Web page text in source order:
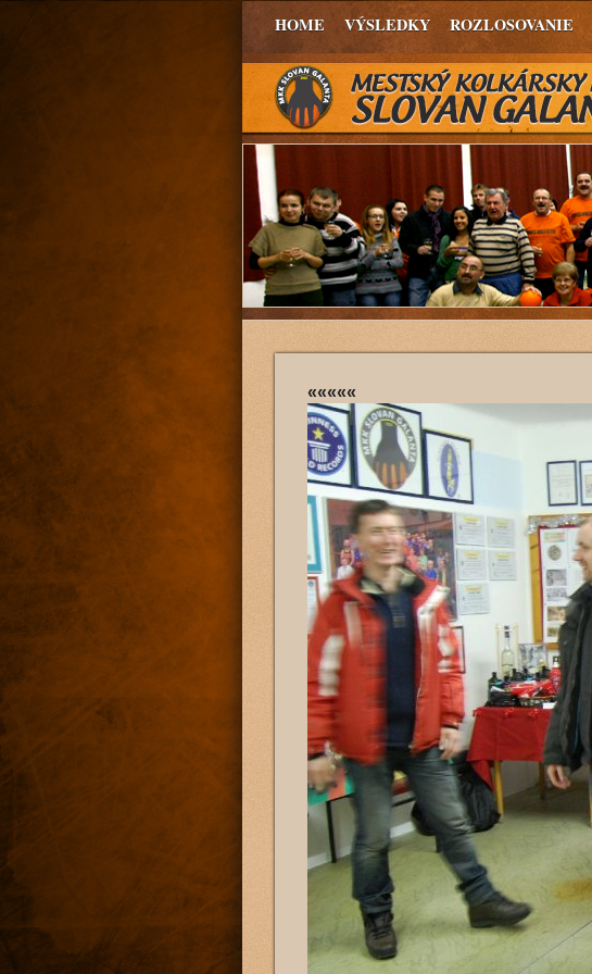
HOME VÝSLEDKY ROZLOSOVANIE
«««««